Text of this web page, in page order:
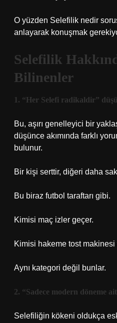
O yüzden Selefilik nedir
anlayarak konuşmak
Selefilik
Bilinenler
1. “Her Selefi radikaldir”
Bu, aşırı genelleyici bir
düşünce akımında farklı
bulunur.
Bir kişi serttir, diğeri daha
Bu biraz futbol taraftarı gibi.
Kimisi maç izler geçer.
Kimisi hakeme tost makinesi
Aynı kategori değil bunlar.
2. “Sadece modern döneme
Selefiliğin kökeni oldukça